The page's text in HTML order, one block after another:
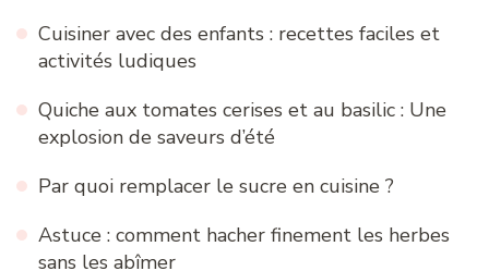
Cuisiner avec des enfants : recettes faciles et
activités ludiques
Quiche aux tomates cerises et au basilic : Une
explosion de saveurs d’été
Par quoi remplacer le sucre en cuisine ?
Astuce : comment hacher finement les herbes
sans les abîmer